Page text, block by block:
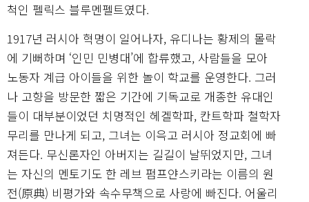
척인 펠릭스 블루멘펠트였다.
1917년 러시아 혁명이 일어나자, 유디나는 황제의 몰락
에 기뻐하며 ‘인민 민병대’에 합류했고, 사람들을 모아
노동자 계급 아이들을 위한 놀이 학교를 운영한다. 그러
나 고향을 방문한 짧은 기간에 기독교로 개종한 유대인
들이 대부분이었던 치명적인 헤겔학파, 칸트학파 철학자
무리를 만나게 되고, 그녀는 이윽고 러시아 정교회에 빠
져든다. 무신론자인 아버지는 길길이 날뛰었지만, 그녀
는 자신의 멘토기도 한 레브 펌프얀스키라는 이름의 원
전(原典) 비평가와 속수무책으로 사랑에 빠진다. 어울리